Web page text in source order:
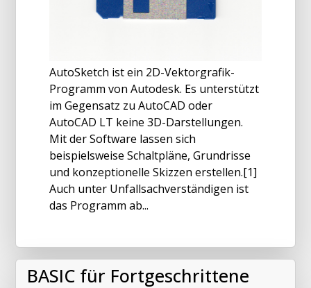
AutoSketch ist ein 2D-Vektorgrafik-
Programm von Autodesk. Es unterstützt
im Gegensatz zu AutoCAD oder
AutoCAD LT keine 3D-Darstellungen.
Mit der Software lassen sich
beispielsweise Schaltpläne, Grundrisse
und konzeptionelle Skizzen erstellen.[1]
Auch unter Unfallsachverständigen ist
das Programm ab...
BASIC für Fortgeschrittene